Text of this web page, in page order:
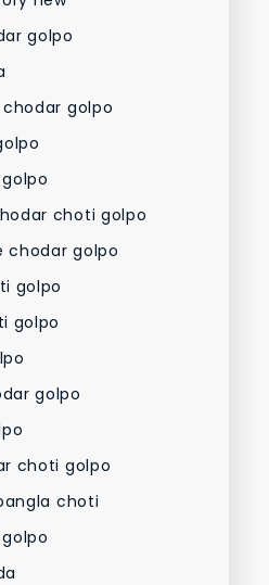
golpo
golpo
choti golpo
chodar golpo
golpo
golpo
golpo
choti golpo
choti